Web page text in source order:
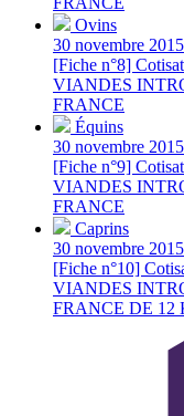
Ovins
30 novembre 2015
[Fiche n°8]
VIANDES
FRANCE
Équins
30 novembre 2015
[Fiche n°9]
VIANDES
FRANCE
Caprins
30 novembre 2015
[Fiche n°10]
VIANDES
FRANCE DE 12